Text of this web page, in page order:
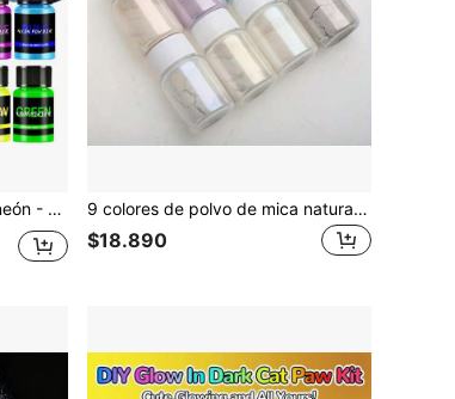
de color, no brillante (no brilla en la oscuridad) 9 colores de polvo de mica natural, adecuado para teñir resina epoxi, excelente para hacer joyas de moda
$18.890